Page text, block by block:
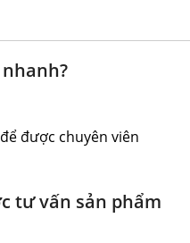
được chuyên viên
tư vấn sản phẩm